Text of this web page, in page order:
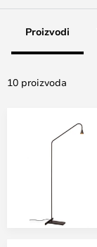
Proizvodi
10 proizvoda